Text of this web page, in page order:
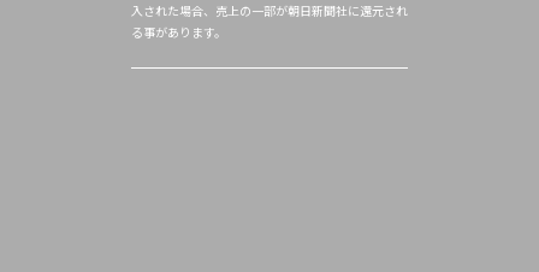
入された場合、売上の一部が朝日新聞社に還元され
る事があります。